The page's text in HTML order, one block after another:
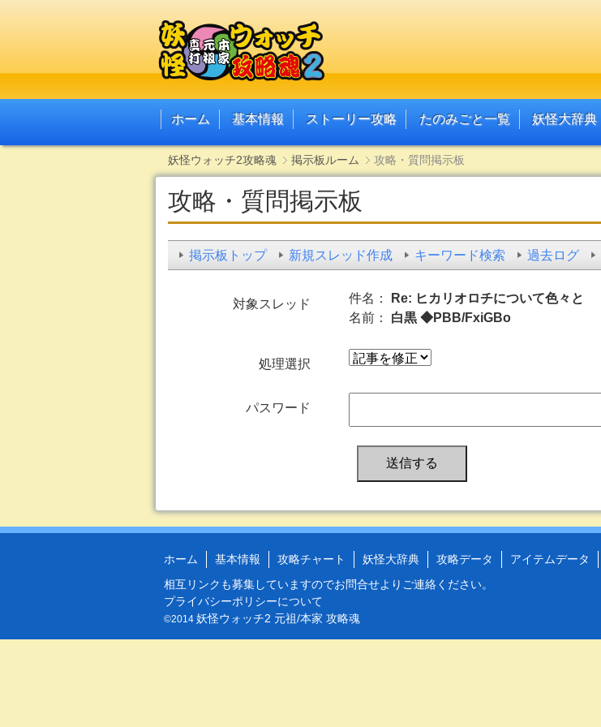
ホーム 基本情報 ストーリー攻略 たのみごと一覧 妖怪大辞典
妖怪ウォッチ2攻略魂 掲示板ルーム 攻略・質問掲示板
攻略・質問掲示板
掲示板トップ 新規スレッド作成 キーワード検索 過去ログ
対象スレッド 件名：
Re: ヒカリオロチについて色々と
名前： 白黒 ◆PBB/FxiGBo
処理選択
パスワード
ホーム 基本情報 攻略チャート 妖怪大辞典 攻略データ アイテムデータ
相互リンクも募集していますのでお問合せよりご連絡ください。
プライバシーポリシーについて
©2014 妖怪ウォッチ2 元祖/本家 攻略魂